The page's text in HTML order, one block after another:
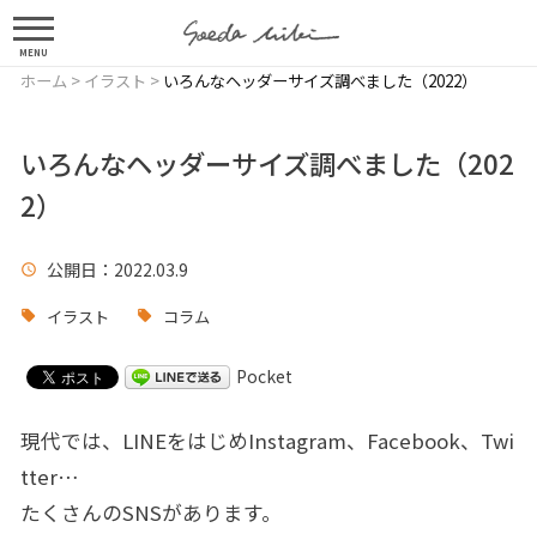
MENU
ホーム > イラスト > いろんなヘッダーサイズ調べました（2022）
いろんなヘッダーサイズ調べました（202
2）
公開日 ：2022.03.9
イラスト コラム
Pocket
現代では、LINEをはじめInstagram、Facebook、Twi
tter…
たくさんのSNSがあります。